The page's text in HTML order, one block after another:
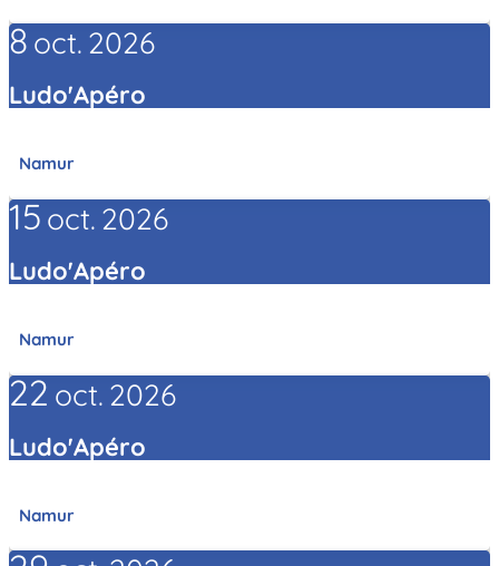
8 oct. 2026
Ludo'Apéro
Namur
15 oct. 2026
Ludo'Apéro
Namur
22 oct. 2026
Ludo'Apéro
Namur